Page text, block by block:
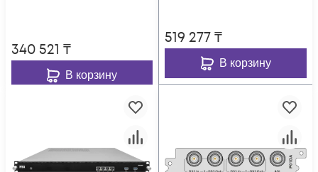
340 521 ₸
В корзину
519 277₸
В корзину